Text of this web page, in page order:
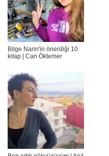
Bilge Narin'in önerdiği 10
kitap | Can Öktemer